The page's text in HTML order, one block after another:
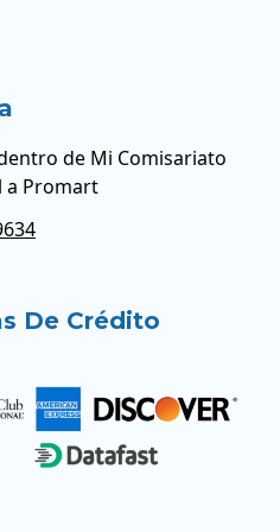
de Mi Comisariato
a Promart
De Crédito